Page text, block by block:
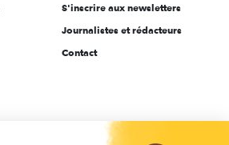
S'inscrire aux newsletters
Journalistes et rédacteurs
Contact